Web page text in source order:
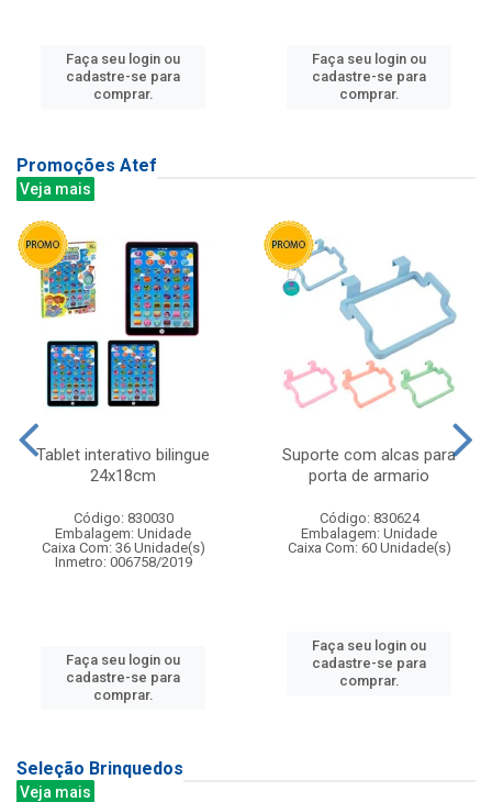
Faça seu login ou
cadastre-se para
comprar.
Faça seu login ou
cadastre-se para
comprar.
Promoções Atef
Veja mais
Tablet interativo bilingue
24x18cm
Código: 830030
Embalagem: Unidade
Caixa Com: 36 Unidade(s)
Inmetro: 006758/2019
Faça seu login ou
cadastre-se para
comprar.
Suporte com alcas para
porta de armario
Código: 830624
Embalagem: Unidade
Caixa Com: 60 Unidade(s)
Faça seu login ou
cadastre-se para
comprar.
Seleção Brinquedos
Veja mais